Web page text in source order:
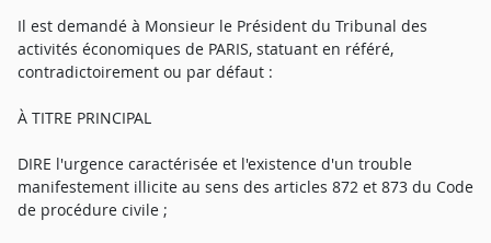
Il est demandé à Monsieur le Président du Tribunal des
activités économiques de PARIS, statuant en référé,
contradictoirement ou par défaut :
À TITRE PRINCIPAL
DIRE l'urgence caractérisée et l'existence d'un trouble
manifestement illicite au sens des articles 872 et 873 du Code
de procédure civile ;